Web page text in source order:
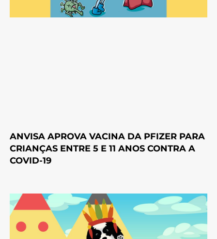
ANVISA APROVA VACINA DA PFIZER PARA
CRIANÇAS ENTRE 5 E 11 ANOS CONTRA A
COVID-19